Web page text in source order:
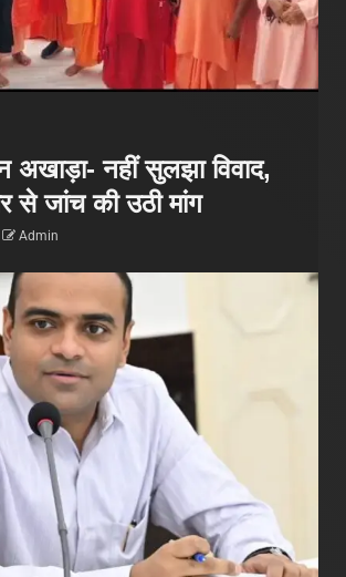
अखाड़ा- नहीं सुलझा विवाद,
से जांच की उठी मांग
Admin